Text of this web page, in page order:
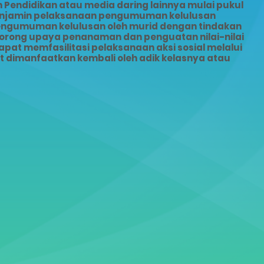
atau media daring lainnya mulai pukul
pelaksanaan pengumuman kelulusan
kelulusan oleh murid dengan tindakan
upaya penanaman dan penguatan nilai-nilai
memfasilitasi pelaksanaan aksi sosial melalui
kembali oleh adik kelasnya atau